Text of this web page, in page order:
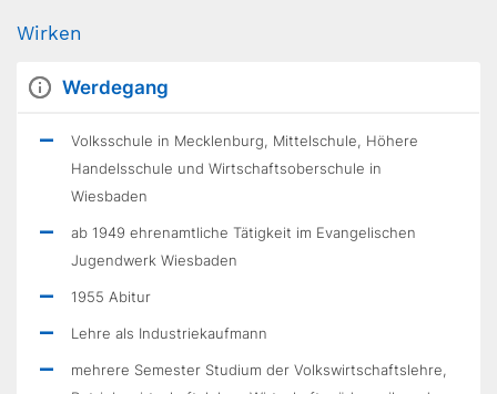
Wirken
Werdegang
Volksschule in Mecklenburg, Mittelschule, Höhere
Handelsschule und Wirtschaftsoberschule in
Wiesbaden
ab 1949 ehrenamtliche Tätigkeit im Evangelischen
Jugendwerk Wiesbaden
1955 Abitur
Lehre als Industriekaufmann
mehrere Semester Studium der Volkswirtschaftslehre,